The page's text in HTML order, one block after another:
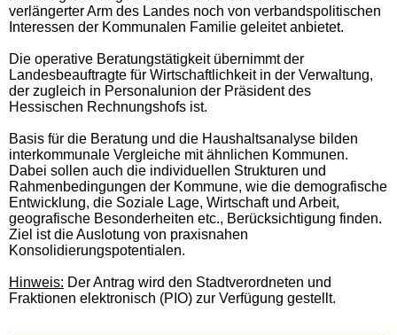
verlängerter Arm des Landes noch von verbandspolitischen
Interessen der Kommunalen Familie geleitet anbietet.
Die operative Beratungstätigkeit übernimmt der
Landesbeauftragte für Wirtschaftlichkeit in der Verwaltung,
der zugleich in Personalunion der Präsident des
Hessischen Rechnungshofs ist.
Basis für die Beratung und die Haushaltsanalyse bilden
interkommunale Vergleiche mit ähnlichen Kommunen.
Dabei sollen auch die individuellen Strukturen und
Rahmenbedingungen der Kommune, wie die demografische
Entwicklung, die Soziale Lage, Wirtschaft und Arbeit,
geografische Besonderheiten etc., Berücksichtigung finden.
Ziel ist die Auslotung von praxisnahen
Konsolidierungspotentialen.
Hinweis: Der Antrag wird den Stadtverordneten und
Fraktionen elektronisch (PIO) zur Verfügung gestellt.